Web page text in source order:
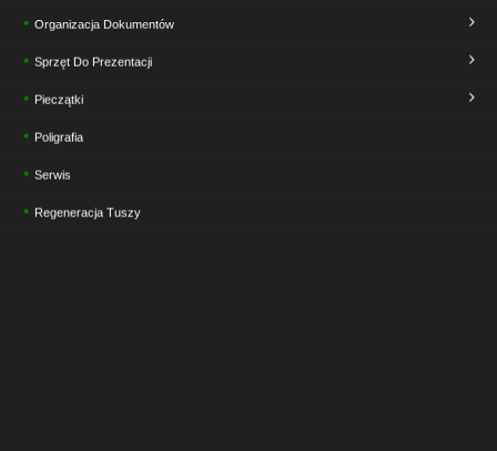
Organizacja Dokumentów
Sprzęt Do Prezentacji
Pieczątki
Poligrafia
Serwis
Regeneracja Tuszy